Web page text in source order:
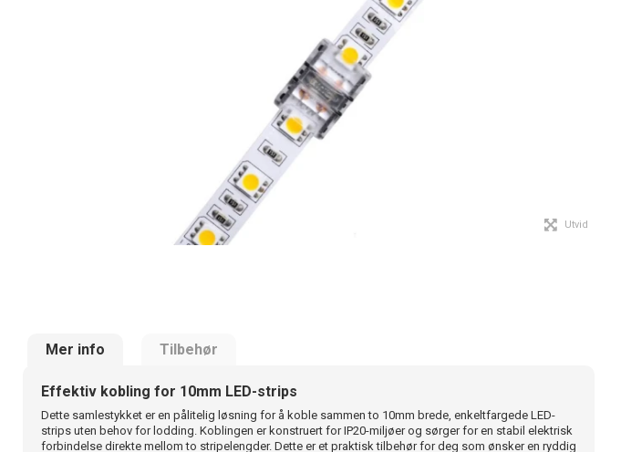
Utvid
Mer info Tilbehør
Effektiv kobling for 10mm LED-strips
Dette samlestykket er en pålitelig løsning for å koble sammen to 10mm brede, enkeltfargede LED-
strips uten behov for lodding. Koblingen er konstruert for IP20-miljøer og sørger for en stabil elektrisk
forbindelse direkte mellom to stripelengder. Dette er et praktisk tilbehør for deg som ønsker en ryddig